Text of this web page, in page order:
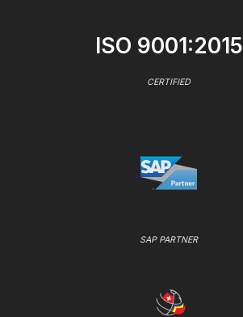
ISO 9001:2015
CERTIFIED
SAP PARTNER